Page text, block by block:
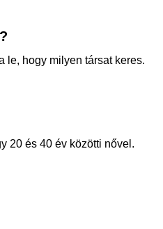
le, hogy milyen társat keres.
20 és 40 év közötti nővel.